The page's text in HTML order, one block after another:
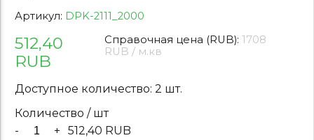
Артикул: DPK-2111_2000
512,40
RUB
Справочная цена (RUB):1708
RUB / м.кв
Доступное количество: 2 шт.
Количество / шт
-
+ 512,40 RUB